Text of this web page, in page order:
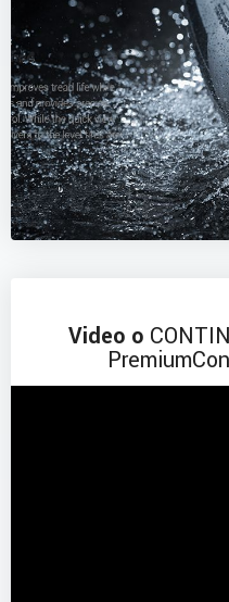
Video o